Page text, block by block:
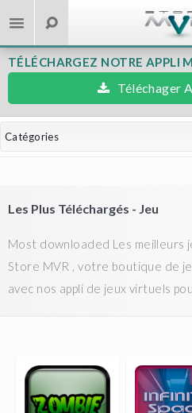
TÉLÉCHARGEZ NOTRE APPLI
Téléchager
Catégories
Les Plus Téléchargés - Jeu
Most downloaded Les meilleurs
Store MVR , votre boutique de
avec nos appli de jeux virtuels